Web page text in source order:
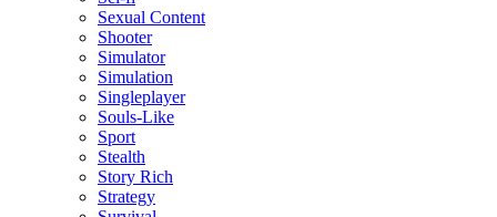
Sexual Content
Shooter
Simulator
Simulation
Singleplayer
Souls-Like
Sport
Stealth
Story Rich
Strategy